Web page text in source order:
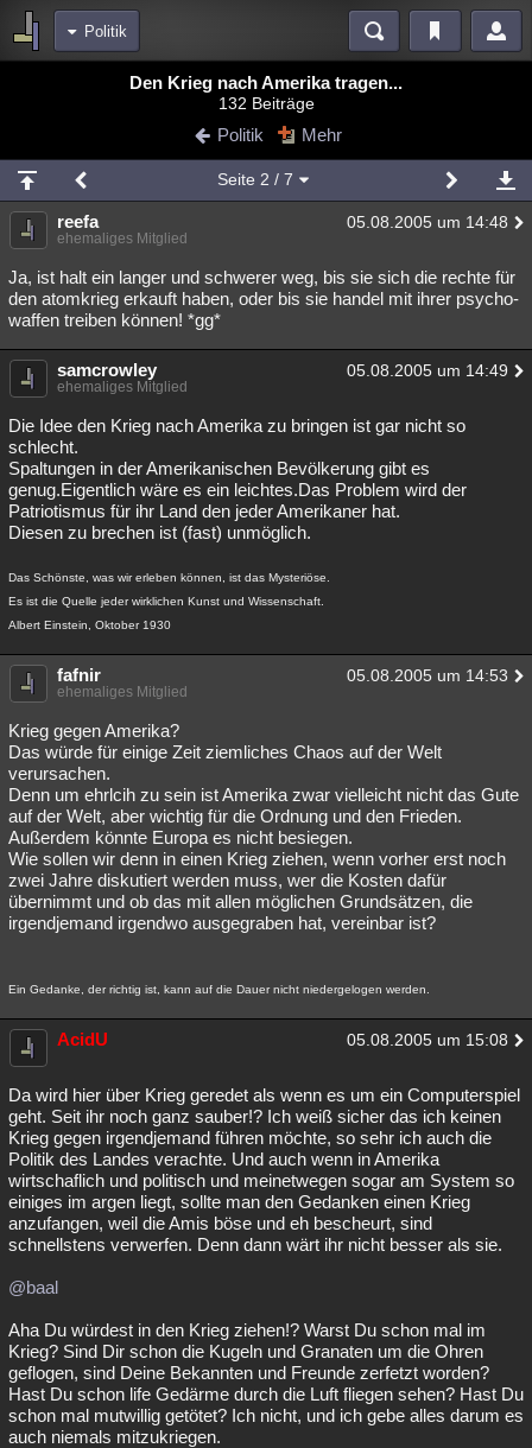
Politik
Blogs Videos
Chat Wiki Neuigkeiten
meine Rubriken
Menschen Mystery Kriminalfälle
Spiritualität Verschwörungen Technologie Ufologie
Natur Umfragen Unterhaltung
weitere Rubriken
Philosophie Träume
Astronomie Helpdesk Gaming
Musik Clash Verbesserungen Allmystery English
Übersichten
Lesenswert Schlüsselwörter
Den Krieg nach Amerika tragen...
132 Beiträge
Politik Mehr
Seite 2 / 7
reefa 05.08.2005 um 14:48
ehemaliges Mitglied
Ja, ist halt ein langer und schwerer weg, bis sie sich die rechte für
den atomkrieg erkauft haben, oder bis sie handel mit ihrer psycho-
waffen treiben können! *gg*
samcrowley 05.08.2005 um 14:49
ehemaliges Mitglied
Die Idee den Krieg nach Amerika zu bringen ist gar nicht so
schlecht.
Spaltungen in der Amerikanischen Bevölkerung gibt es
genug.Eigentlich wäre es ein leichtes.Das Problem wird der
Patriotismus für ihr Land den jeder Amerikaner hat.
Diesen zu brechen ist (fast) unmöglich.
Das Schönste, was wir erleben können, ist das Mysteriöse.
Es ist die Quelle jeder wirklichen Kunst und Wissenschaft.
Albert Einstein, Oktober 1930
fafnir 05.08.2005 um 14:53
ehemaliges Mitglied
Krieg gegen Amerika?
Das würde für einige Zeit ziemliches Chaos auf der Welt
verursachen.
Denn um ehrlcih zu sein ist Amerika zwar vielleicht nicht das Gute
auf der Welt, aber wichtig für die Ordnung und den Frieden.
Außerdem könnte Europa es nicht besiegen.
Wie sollen wir denn in einen Krieg ziehen, wenn vorher erst noch
zwei Jahre diskutiert werden muss, wer die Kosten dafür
übernimmt und ob das mit allen möglichen Grundsätzen, die
irgendjemand irgendwo ausgegraben hat, vereinbar ist?
Ein Gedanke, der richtig ist, kann auf die Dauer nicht niedergelogen werden.
AcidU 05.08.2005 um 15:08
Da wird hier über Krieg geredet als wenn es um ein Computerspiel
geht. Seit ihr noch ganz sauber!? Ich weiß sicher das ich keinen
Krieg gegen irgendjemand führen möchte, so sehr ich auch die
Politik des Landes verachte. Und auch wenn in Amerika
wirtschaflich und politisch und meinetwegen sogar am System so
einiges im argen liegt, sollte man den Gedanken einen Krieg
anzufangen, weil die Amis böse und eh bescheurt, sind
schnellstens verwerfen. Denn dann wärt ihr nicht besser als sie.
@baal
Aha Du würdest in den Krieg ziehen!? Warst Du schon mal im
Krieg? Sind Dir schon die Kugeln und Granaten um die Ohren
geflogen, sind Deine Bekannten und Freunde zerfetzt worden?
Hast Du schon life Gedärme durch die Luft fliegen sehen? Hast Du
schon mal mutwillig getötet? Ich nicht, und ich gebe alles darum es
auch niemals mitzukriegen.